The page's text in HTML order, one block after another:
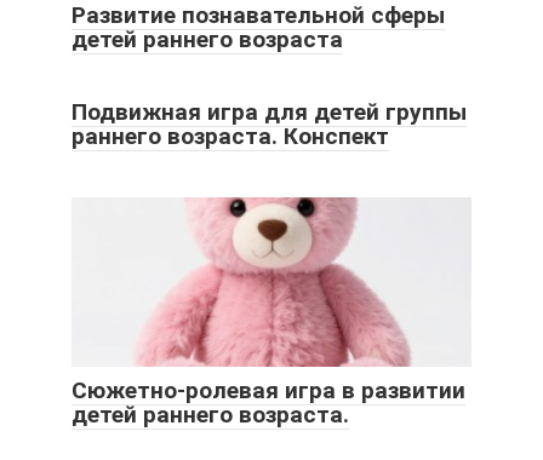
Развитие познавательной сферы
детей раннего возраста
Подвижная игра для детей группы
раннего возраста. Конспект
Сюжетно-ролевая игра в развитии
детей раннего возраста.